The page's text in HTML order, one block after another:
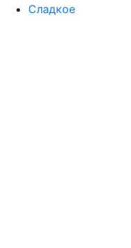
Сладкое